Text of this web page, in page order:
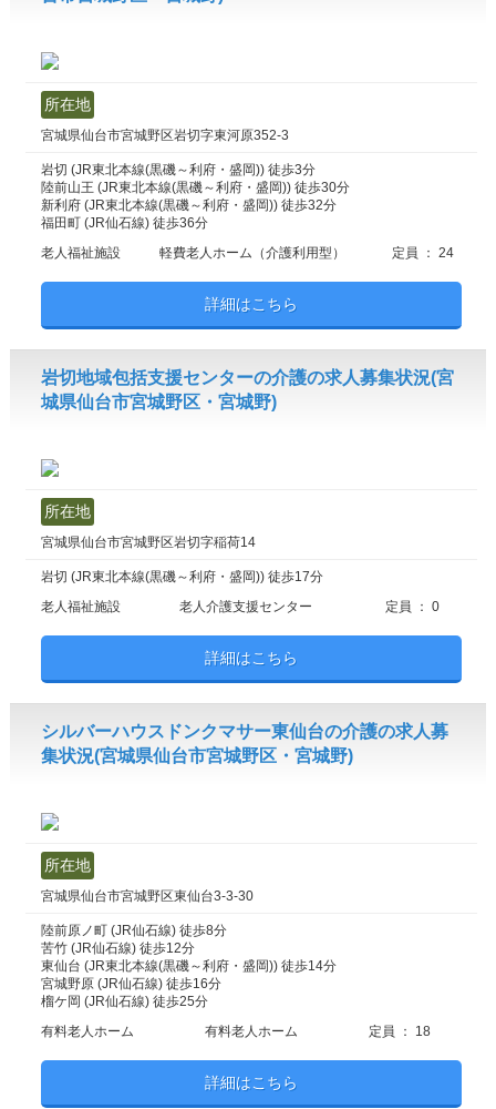
所在地
宮城県仙台市宮城野区岩切字東河原352-3
岩切 (JR東北本線(黒磯～利府・盛岡)) 徒歩3分
陸前山王 (JR東北本線(黒磯～利府・盛岡)) 徒歩30分
新利府 (JR東北本線(黒磯～利府・盛岡)) 徒歩32分
福田町 (JR仙石線) 徒歩36分
老人福祉施設
軽費老人ホーム（介護利用型） 定員 ： 24
詳細はこちら
岩切地域包括支援センターの介護の求人募集状況(宮
城県仙台市宮城野区・宮城野)
所在地
宮城県仙台市宮城野区岩切字稲荷14
岩切 (JR東北本線(黒磯～利府・盛岡)) 徒歩17分
老人福祉施設
老人介護支援センター 定員 ： 0
詳細はこちら
シルバーハウスドンクマサー東仙台の介護の求人募
集状況(宮城県仙台市宮城野区・宮城野)
所在地
宮城県仙台市宮城野区東仙台3-3-30
陸前原ノ町 (JR仙石線) 徒歩8分
苦竹 (JR仙石線) 徒歩12分
東仙台 (JR東北本線(黒磯～利府・盛岡)) 徒歩14分
宮城野原 (JR仙石線) 徒歩16分
榴ケ岡 (JR仙石線) 徒歩25分
有料老人ホーム
有料老人ホーム 定員 ： 18
詳細はこちら